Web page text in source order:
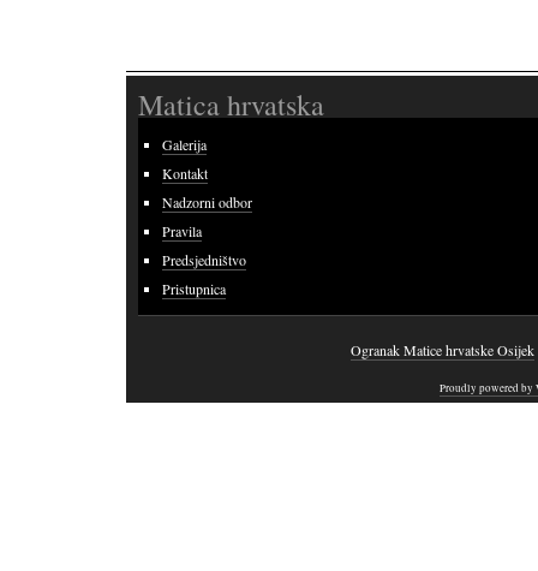
Matica hrvatska
Galerija
Kontakt
Nadzorni odbor
Pravila
Predsjedništvo
Pristupnica
Ogranak Matice hrvatske Osijek
Proudly powered by